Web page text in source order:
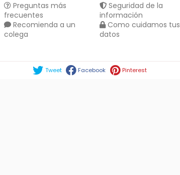
Preguntas más
frecuentes
Recomienda a un
colega
Seguridad de la
información
Como cuidamos tus
datos
Tweet Facebook Pinterest